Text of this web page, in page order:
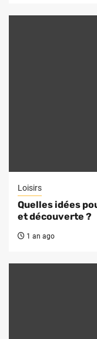
Loisirs
Quelles idées
et découverte ?
1 an ago